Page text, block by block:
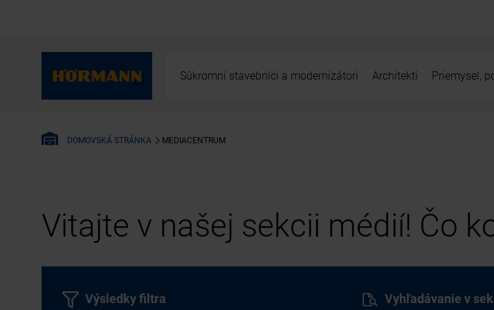
Súkromní stavebníci a modernizátori Architekti Priemysel,
DOMOVSKÁ STRÁNKA MEDIACENTRUM
Vitajte v našej sekcii médií! Čo
Vyhľadávanie v
Výsledky filtra